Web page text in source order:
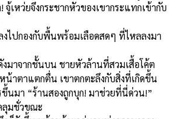
เหว่ยจึงกระชากหัวของเขากระแทกเข้ากับ
ไปกองกับพื้นพร้อมเลือดสดๆ ที่ไหลลงมา
งมาจากชั้นบน ชายหัวล้านที่สวมเสื้อโค้ต
น้าตาแตกตื่น เขาตกตะลึงกับสิ่งที่เกิดขึ้น
นมา “ร้านสองถูกบุก! มาช่วยที่นี่ด่วน!”
ลุมชั่วขณะ